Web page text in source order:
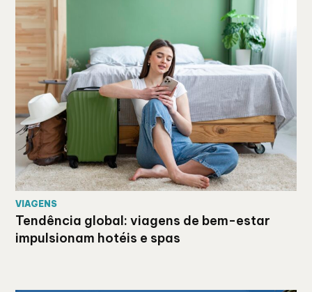
VIAGENS
Tendência global: viagens de bem-estar
impulsionam hotéis e spas